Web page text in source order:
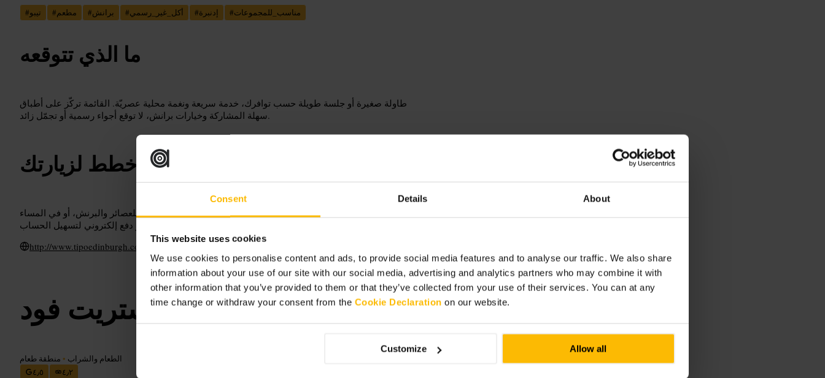
Consent Details About
This website uses cookies
We use cookies to personalise content and ads, to provide social media features and to analyse our traffic. We also share
information about your use of our site with our social media, advertising and analytics partners who may combine it with
other information that you’ve provided to them or that they’ve collected from your use of their services. You can at any
time change or withdraw your consent from the Cookie Declaration on our website.
Customize Allow all
#تيبو #مطعم #برانش #أكل_غير_رسمي #إدنبرة #مناسب_للمجموعات
ما الذي تتوقعه
طاولة صغيرة أو جلسة طويلة حسب توافرك، خدمة سريعة ونغمة محلية عصريّة. القائمة تركّز على أطباق
سهلة المشاركة وخيارات برانش، لا توقع أجواء رسمية أو تجمّل زائد.
خطط لزيارتك
إذا كنت قادمًا مع مجموعة، احجز مسبقًا لتأمين طاولة. اذهب بعد الظهر للعصائر والبرنش، أو في المساء
http://www.tipoedinburgh.co.uk/
إدنبرة ستريت فود
الطعام والشراب • منطقة طعام
٤٫٥
٤٫٢